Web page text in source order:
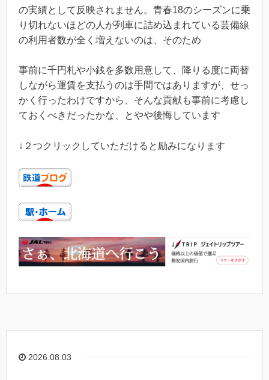
の実績として反映されません。青春18のシーズンに乗
り切れないほどの人が列車に詰め込まれている芸備線
の利用者数が全く増えないのは、そのため
事前に千円札や小銭を多数用意して、降りる度に両替
しながら運賃を支払うのは手間ではありますが、せっ
かく行ったわけですから、そんな貢献も事前に考慮し
ておくべきだったかな、とやや後悔しています
↓２つクリックしていただけると励みになります
2026.08.03